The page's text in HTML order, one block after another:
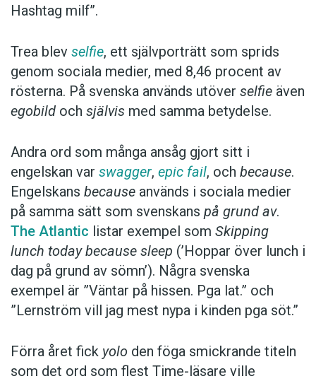
Hashtag milf”.
Trea blev selfie, ett självporträtt som sprids
genom sociala medier, med 8,46 procent av
rösterna. På svenska används utöver selfie även
egobild och självis med samma betydelse.
Andra ord som många ansåg gjort sitt i
engelskan var swagger, epic fail, och because.
Engelskans because används i sociala medier
på samma sätt som svenskans på grund av.
The Atlantic listar exempel som Skipping
lunch today because sleep (’Hoppar över lunch i
dag på grund av sömn’). Några svenska
exempel är ”Väntar på hissen. Pga lat.” och
”Lernström vill jag mest nypa i kinden pga söt.”
Förra året fick yolo den föga smickrande titeln
som det ord som flest Time-läsare ville